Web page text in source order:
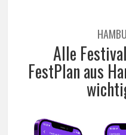
Alle
FestPlan aus